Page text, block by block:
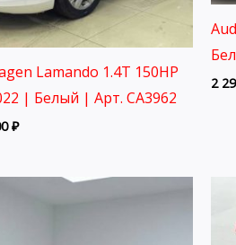
Lamando 1.4T 150HP
| Белый | Арт. CA3962
₽
2